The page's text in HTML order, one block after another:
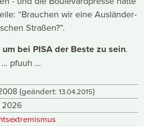
“Brauchen wir eine Ausländer-
Straßen?”.
bei PISA der Beste zu sein.
pfuuh ...
(geändert: 13.04.2015)
2026